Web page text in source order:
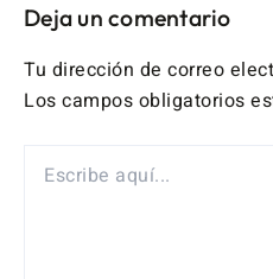
Deja un comentario
Tu dirección de correo
Los campos obligatorios
AQUÍ...